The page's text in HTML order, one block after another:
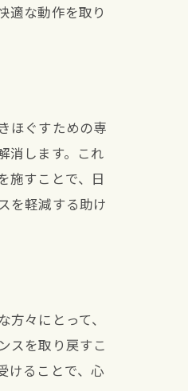
適な動作を取り
ほぐすための専
消します。これ
施すことで、日
を軽減する助け
々にとって、
スを取り戻すこ
けることで、心